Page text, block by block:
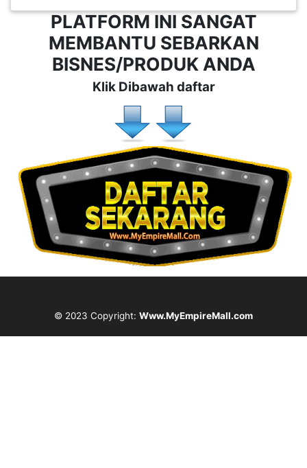
PLATFORM INI SANGAT
MEMBANTU SEBARKAN
BISNES/PRODUK ANDA
Klik Dibawah daftar
© 2023 Copyright: Www.MyEmpireMall.com